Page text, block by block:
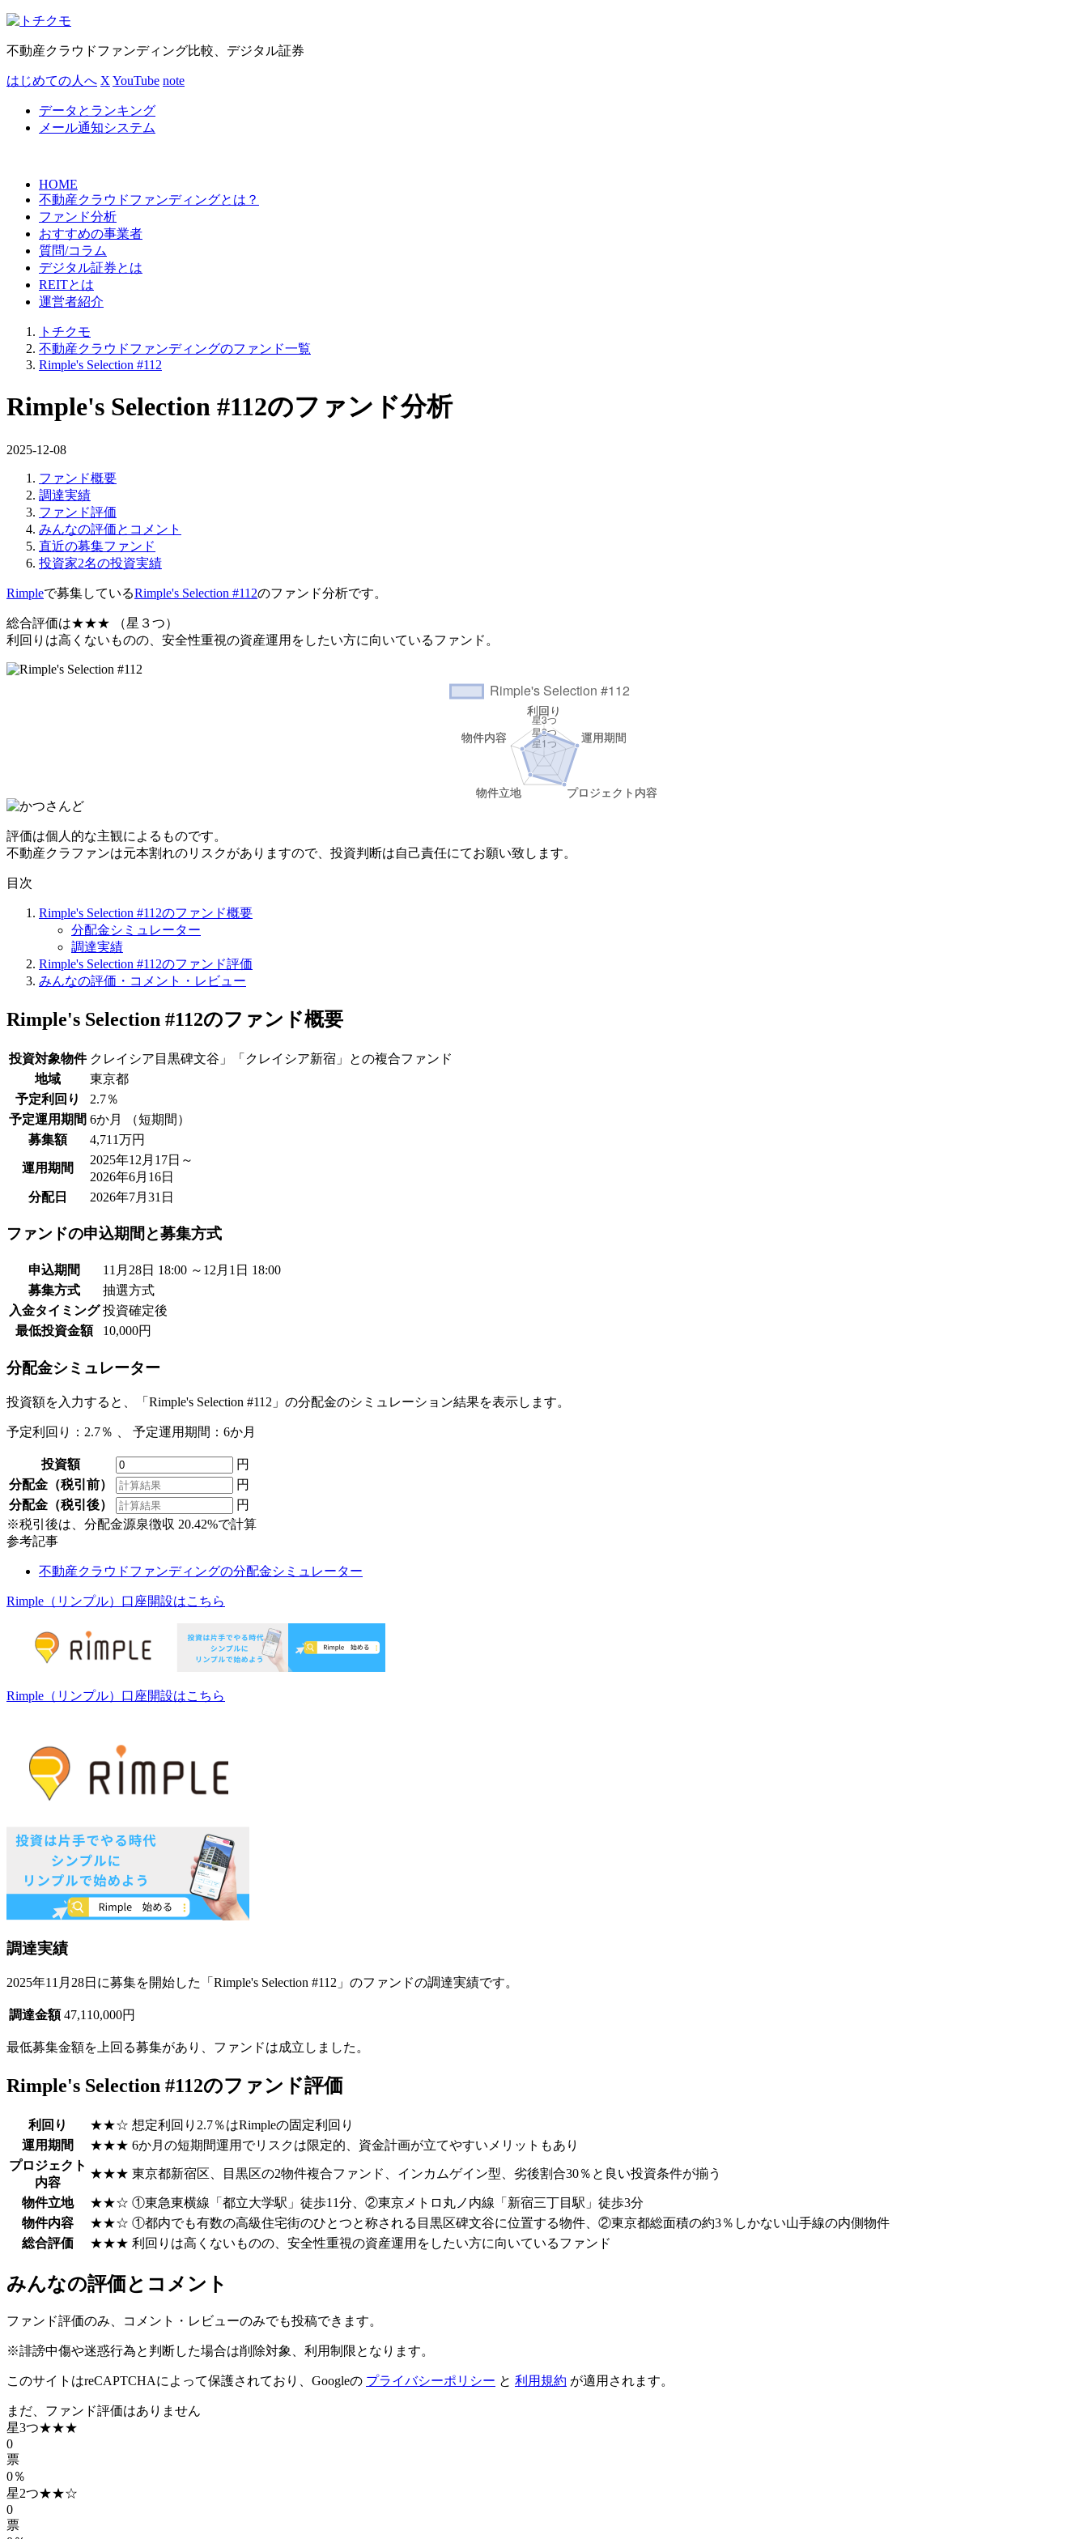
不動産クラウドファンディング比較、デジタル証券
はじめての人へ X YouTube note
データとランキング
メール通知システム
HOME
不動産クラウドファンディングとは？
ファンド分析
おすすめの事業者
質問/コラム
デジタル証券とは
REITとは
運営者紹介
トチクモ
不動産クラウドファンディングのファンド一覧
Rimple's Selection #112
Rimple's Selection #112のファンド分析
2025-12-08
ファンド概要
調達実績
ファンド評価
みんなの評価とコメント
直近の募集ファンド
投資家2名の投資実績
Rimpleで募集しているRimple's Selection #112のファンド分析です。
総合評価は★★★
（星３つ）
利回りは高くないものの、安全性重視の資産運用をしたい方に向いているファンド。
評価は個人的な主観によるものです。
不動産クラファンは元本割れのリスクがありますので、投資判断は自己責任にてお願い致します。
目次
Rimple's Selection #112のファンド概要
分配金シミュレーター
調達実績
Rimple's Selection #112のファンド評価
みんなの評価・コメント・レビュー
Rimple's Selection #112のファンド概要
投資対象物件 クレイシア目黒碑文谷」「クレイシア新宿」との複合ファンド
地域
東京都
予定利回り
2.7％
予定運用期間 6か月 （短期間）
募集額
4,711万円
運用期間
2025年12月17日～
2026年6月16日
分配日
2026年7月31日
ファンドの申込期間と募集方式
申込期間
11月28日 18:00 ～12月1日 18:00
募集方式
抽選方式
入金タイミング 投資確定後
最低投資金額
10,000円
分配金シミュレーター
投資額を入力すると、「Rimple's Selection #112」の分配金のシミュレーション結果を表示します。
予定利回り： 2.7％ 、 予定運用期間： 6か月
投資額
円
分配金（税引前）
円
分配金（税引後）
円
※税引後は、分配金源泉徴収 20.42%で計算
参考記事
不動産クラウドファンディングの分配金シミュレーター
Rimple（リンプル） 口座開設はこちら
Rimple（リンプル） 口座開設はこちら
調達実績
2025年11月28日に募集を開始した「Rimple's Selection #112」のファンドの調達実績です。
調達金額 47,110,000円
最低募集金額を上回る募集があり、 ファンドは成立 しました。
Rimple's Selection #112のファンド評価
利回り ★★☆ 想定利回り2.7％はRimpleの固定利回り
運用期間
★★★ 6か月の短期間運用でリスクは限定的、資金計画が立てやすいメリットもあり
プロジェクト
内容
★★★ 東京都新宿区、目黒区の2物件複合ファンド、インカムゲイン型、劣後割合30％と良い投資条件が揃う
物件立地 ★★☆ ①東急東横線「都立大学駅」徒歩11分、②東京メトロ丸ノ内線「新宿三丁目駅」徒歩3分
物件内容
★★☆ ①都内でも有数の高級住宅街のひとつと称される目黒区碑文谷に位置する物件、②東京都総面積の約3％しかない山手線の内側物件
総合評価
★★★ 利回りは高くないものの、安全性重視の資産運用をしたい方に向いているファンド
みんなの評価とコメント
ファンド評価のみ、コメント・レビューのみでも投稿できます。
※誹謗中傷や迷惑行為と判断した場合は削除対象、利用制限となります。
このサイトはreCAPTCHAによって保護されており、Googleの プライバシーポリシー と 利用規約 が適用されます。
まだ、ファンド評価はありません
星3つ★★★
0
票
0％
星2つ★★☆
0
票